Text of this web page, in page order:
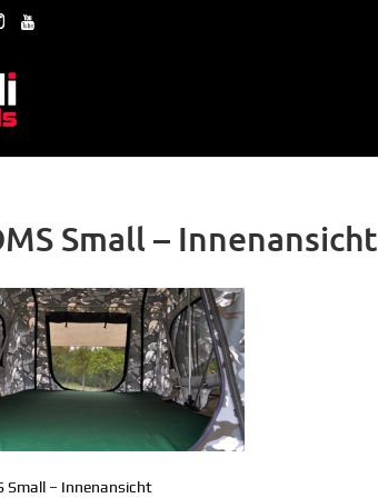
Small – Innenansicht
Small – Innenansicht